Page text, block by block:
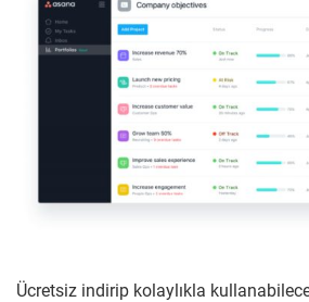
Ücretsiz indirip kolaylıkla